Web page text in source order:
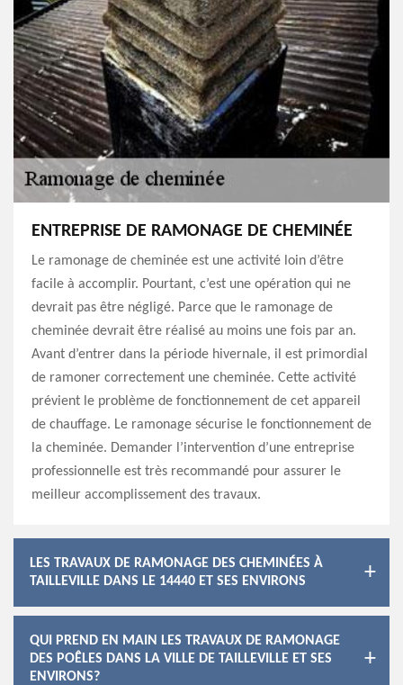
ENTREPRISE DE RAMONAGE DE CHEMINÉE
Le ramonage de cheminée est une activité loin d’être
facile à accomplir. Pourtant, c’est une opération qui ne
devrait pas être négligé. Parce que le ramonage de
cheminée devrait être réalisé au moins une fois par an.
Avant d’entrer dans la période hivernale, il est primordial
de ramoner correctement une cheminée. Cette activité
prévient le problème de fonctionnement de cet appareil
de chauffage. Le ramonage sécurise le fonctionnement de
la cheminée. Demander l’intervention d’une entreprise
professionnelle est très recommandé pour assurer le
meilleur accomplissement des travaux.
LES TRAVAUX DE RAMONAGE DES CHEMINÉES À
TAILLEVILLE DANS LE 14440 ET SES ENVIRONS
QUI PREND EN MAIN LES TRAVAUX DE RAMONAGE
DES POÊLES DANS LA VILLE DE TAILLEVILLE ET SES
ENVIRONS?